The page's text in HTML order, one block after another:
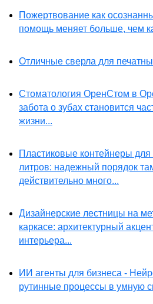
Пожертвование как
помощь меняет больше, чем
Отличные сверла для
Стоматология ОренСтом в
забота о зубах становится
жизни...
Пластиковые контейнеры
литров: надежный порядок
действительно много...
Дизайнерские лестницы на
каркасе: архитектурный
интерьера...
ИИ агенты для бизнеса -
рутинные процессы в умную